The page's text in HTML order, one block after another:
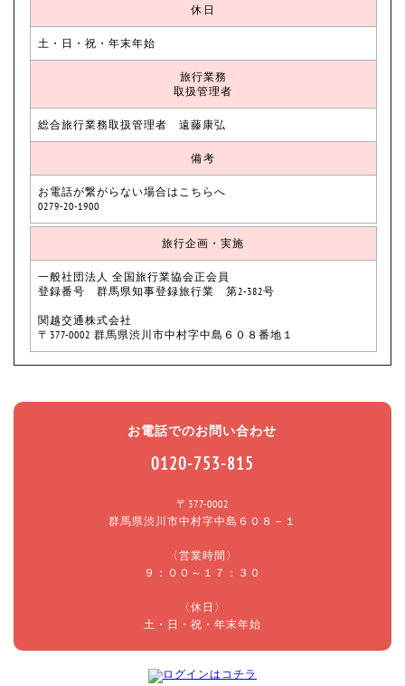
休日
土・日・祝・年末年始
旅行業務
取扱管理者
総合旅行業務取扱管理者 遠藤康弘
備考
お電話が繋がらない場合はこちらへ
0279-20-1900
旅行企画・実施
一般社団法人 全国旅行業協会正会員
登録番号 群馬県知事登録旅行業 第2-382号
関越交通株式会社
〒377-0002 群馬県渋川市中村字中島６０８番地１
お電話でのお問い合わせ
0120-753-815
〒377-0002
群馬県渋川市中村字中島６０８－１
〈営業時間〉
９：００～１７：３０
〈休日〉
土・日・祝・年末年始